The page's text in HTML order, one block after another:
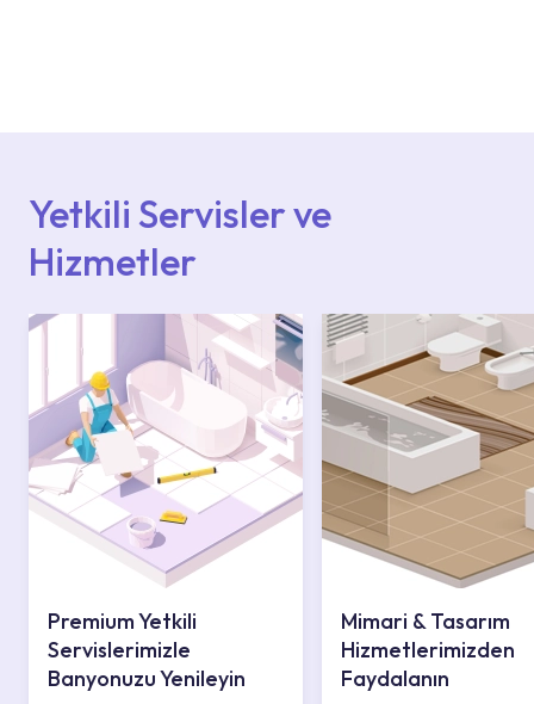
Yetkili Servisler ve
Hizmetler
Premium Yetkili
Servislerimizle
Banyonuzu Yenileyin
Mimari & Tasarım
Hizmetlerimizden
Faydalanın